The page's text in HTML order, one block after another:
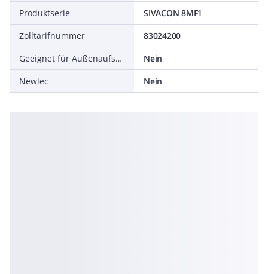
Produktserie
SIVACON 8MF1
Zolltarifnummer
83024200
Geeignet für Außenaufstellung
Nein
Newlec
Nein